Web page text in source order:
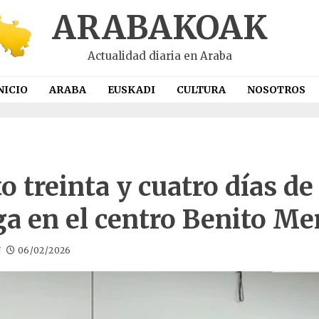
ARABAKOAK
Actualidad diaria en Araba
ARABA EUSKADI CULTURA NOSOTROS
treinta y cuatro días de
en el centro Benito
06/02/2026